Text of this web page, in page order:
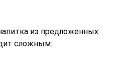
из предложенных
сложным: